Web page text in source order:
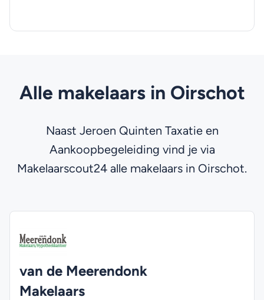
Alle makelaars in Oirschot
Naast Jeroen Quinten Taxatie en
Aankoopbegeleiding vind je via
Makelaarscout24 alle makelaars in Oirschot.
van de Meerendonk
Makelaars